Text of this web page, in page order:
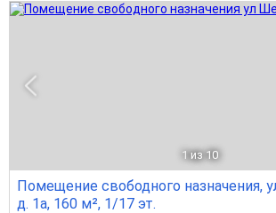
1 из 10
Помещение свободного назначения,
д. 1а, 160 м², 1/17 эт.